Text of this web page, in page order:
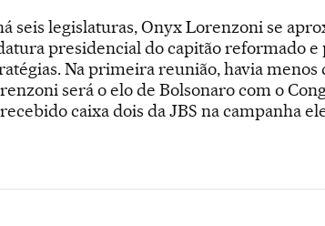
seis legislaturas, Onyx Lorenzoni se
presidencial do capitão reformado e
Na primeira reunião, havia
será o elo de Bolsonaro com o
caixa dois da JBS na campanha